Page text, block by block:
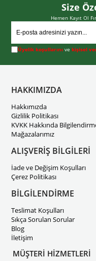
Size
Hemen Kayıt Ol
Üyelik koşullarını vekişisel
HAKKIMIZDA
Hakkımızda
Gizlilik Politikası
KVKK Hakkında
Mağazalarımız
ALIŞVERİŞ BİLGİLERİ
İade ve Değişim Koşulları
Çerez Politikası
BİLGİLENDİRME
Teslimat Koşulları
Sıkça Sorulan Sorular
Blog
İletişim
MÜŞTERİ HİZMETLERİ